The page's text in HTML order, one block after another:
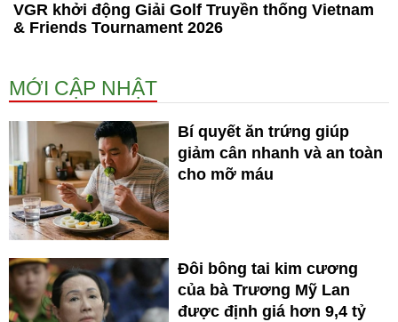
VGR khởi động Giải Golf Truyền thống Vietnam
& Friends Tournament 2026
MỚI CẬP NHẬT
Bí quyết ăn trứng giúp
giảm cân nhanh và an toàn
cho mỡ máu
Đôi bông tai kim cương
của bà Trương Mỹ Lan
được định giá hơn 9,4 tỷ